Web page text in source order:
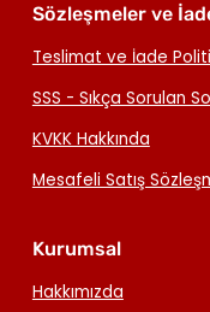
Sözleşmeler ve
Teslimat ve İade
SSS - Sıkça Sorulan
KVKK Hakkında
Mesafeli Satış
Kurumsal
Hakkımızda